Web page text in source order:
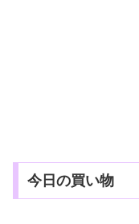
今日の買い物